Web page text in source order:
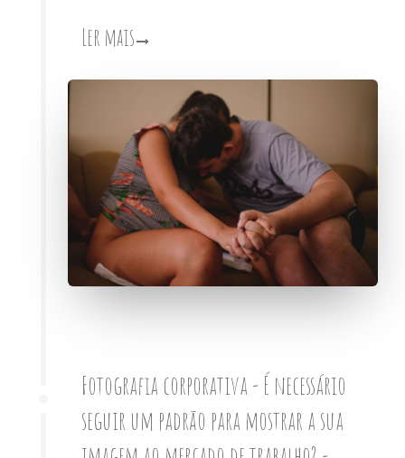
Ler mais
Fotografia corporativa - É necessário
seguir um padrão para mostrar a sua